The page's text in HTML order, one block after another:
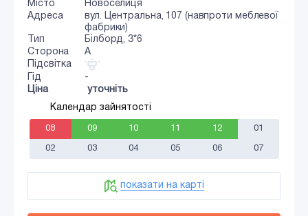
Місто
Новоселиця
Адреса
вул. Центральна, 107 (навпроти меблевої
фабрики)
Тип
Білборд, 3*6
Сторона
A
Підсвітка
Гід
-
Ціна
уточніть
Календар зайнятості
08 09 10 11 12 01
02 03 04 05 06 07
показати на карті